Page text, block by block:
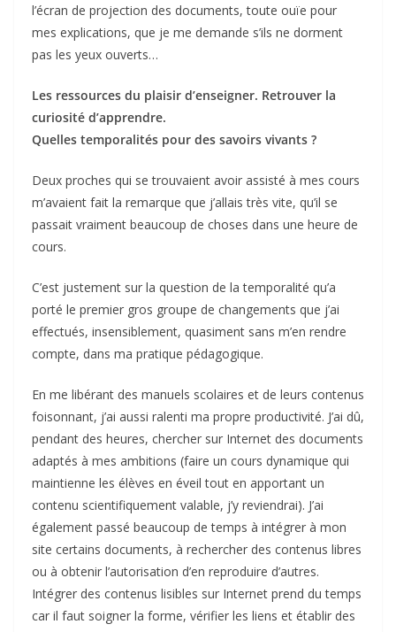
l’écran de projection des documents, toute ouïe pour
mes explications, que je me demande s’ils ne dorment
pas les yeux ouverts…
Les ressources du plaisir d’enseigner. Retrouver la
curiosité d’apprendre.
Quelles temporalités pour des savoirs vivants ?
Deux proches qui se trouvaient avoir assisté à mes cours
m’avaient fait la remarque que j’allais très vite, qu’il se
passait vraiment beaucoup de choses dans une heure de
cours.
C’est justement sur la question de la temporalité qu’a
porté le premier gros groupe de changements que j’ai
effectués, insensiblement, quasiment sans m’en rendre
compte, dans ma pratique pédagogique.
En me libérant des manuels scolaires et de leurs contenus
foisonnant, j’ai aussi ralenti ma propre productivité. J’ai dû,
pendant des heures, chercher sur Internet des documents
adaptés à mes ambitions (faire un cours dynamique qui
maintienne les élèves en éveil tout en apportant un
contenu scientifiquement valable, j’y reviendrai). J’ai
également passé beaucoup de temps à intégrer à mon
site certains documents, à rechercher des contenus libres
ou à obtenir l’autorisation d’en reproduire d’autres.
Intégrer des contenus lisibles sur Internet prend du temps
car il faut soigner la forme, vérifier les liens et établir des